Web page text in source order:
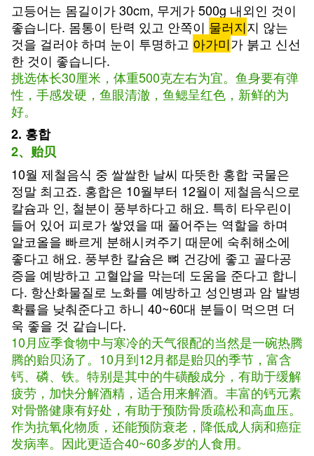
고등어는 몸길이가 30cm, 무게가 500g 내외인 것이
좋습니다. 몸통이 탄력 있고 안쪽이 물러지지 않는
것을 걸러야 하며 눈이 투명하고 아가미가 붉고 신선
한 것이 좋습니다.
挑选体长30厘米，体重500克左右为宜。鱼身要有弹
性，手感发硬，鱼眼清澈，鱼鳃呈红色，新鲜的为
好。
2. 홍합
2、贻贝
10월 제철음식 중 쌀쌀한 날씨 따뜻한 홍합 국물은
정말 최고죠. 홍합은 10월부터 12월이 제철음식으로
칼슘과 인, 철분이 풍부하다고 해요. 특히 타우린이
들어 있어 피로가 쌓였을 때 풀어주는 역할을 하며
알코올을 빠르게 분해시켜주기 때문에 숙취해소에
좋다고 해요. 풍부한 칼슘은 뼈 건강에 좋고 골다공
증을 예방하고 고혈압을 막는데 도움을 준다고 합니
다. 항산화물질로 노화를 예방하고 성인병과 암 발병
확률을 낮춰준다고 하니 40~60대 분들이 먹으면 더
욱 좋을 것 같습니다.
10月应季食物中与寒冷的天气很配的当然是一碗热腾
腾的贻贝汤了。10月到12月都是贻贝的季节，富含
钙、磷、铁。特别是其中的牛磺酸成分，有助于缓解
疲劳，加快分解酒精，适合用来解酒。丰富的钙元素
对骨骼健康有好处，有助于预防骨质疏松和高血压。
作为抗氧化物质，还能预防衰老，降低成人病和癌症
发病率。因此更适合40~60多岁的人食用。